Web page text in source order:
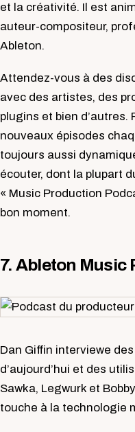
et la créativité. Il est
auteur-compositeur,
Ableton.
Attendez-vous à des
avec des artistes, des
plugins et bien d’autres.
nouveaux épisodes
toujours aussi
écouter, dont la plupart
« Music Production
bon moment.
7. Ableton Music
Dan Giffin interviewe
d’aujourd’hui et des
Sawka, Legwurk et
touche à la technologie